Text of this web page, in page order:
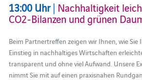
13:00 Uhr| Nachhaltigkeit
CO2-Bilanzen und grünen
Beim Partnertreffen zeigen wir Ihnen, wie Sie
Einstieg in nachhaltiges Wirtschaften
transparent und ohne viel Aufwand. Unsere
nimmt Sie mit auf einen praxisnahen